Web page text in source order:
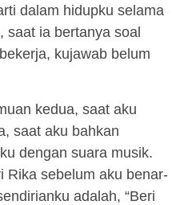
dalam hidupku selama
saat ia bertanya soal
kujawab belum
kedua, saat aku
saat aku bahkan
dengan suara musik.
Rika sebelum aku benar-
adalah, “Beri